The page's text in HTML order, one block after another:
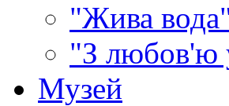
"Жива
"З любов'ю
Музей